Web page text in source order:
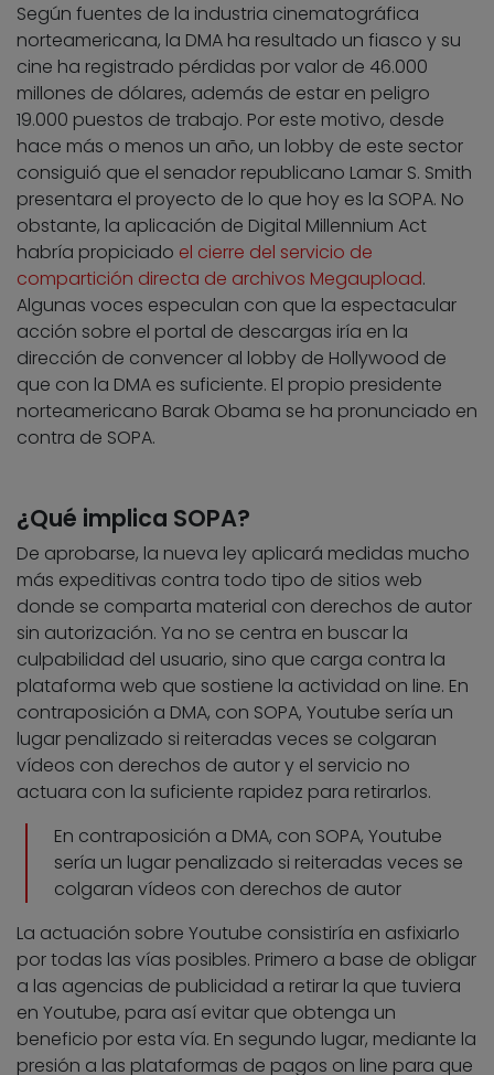
Según fuentes de la industria cinematográfica
norteamericana, la DMA ha resultado un fiasco y su
cine ha registrado pérdidas por valor de 46.000
millones de dólares, además de estar en peligro
19.000 puestos de trabajo. Por este motivo, desde
hace más o menos un año, un lobby de este sector
consiguió que el senador republicano Lamar S. Smith
presentara el proyecto de lo que hoy es la SOPA. No
obstante, la aplicación de Digital Millennium Act
habría propiciado el cierre del servicio de
compartición directa de archivos Megaupload.
Algunas voces especulan con que la espectacular
acción sobre el portal de descargas iría en la
dirección de convencer al lobby de Hollywood de
que con la DMA es suficiente. El propio presidente
norteamericano Barak Obama se ha pronunciado en
contra de SOPA.
¿Qué implica SOPA?
De aprobarse, la nueva ley aplicará medidas mucho
más expeditivas contra todo tipo de sitios web
donde se comparta material con derechos de autor
sin autorización. Ya no se centra en buscar la
culpabilidad del usuario, sino que carga contra la
plataforma web que sostiene la actividad on line. En
contraposición a DMA, con SOPA, Youtube sería un
lugar penalizado si reiteradas veces se colgaran
vídeos con derechos de autor y el servicio no
actuara con la suficiente rapidez para retirarlos.
En contraposición a DMA, con SOPA, Youtube
sería un lugar penalizado si reiteradas veces se
colgaran vídeos con derechos de autor
La actuación sobre Youtube consistiría en asfixiarlo
por todas las vías posibles. Primero a base de obligar
a las agencias de publicidad a retirar la que tuviera
en Youtube, para así evitar que obtenga un
beneficio por esta vía. En segundo lugar, mediante la
presión a las plataformas de pagos on line para que